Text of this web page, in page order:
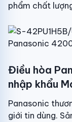
phẩm chất
Điều hòa
nhập khẩu
Panasonic
giới tin dùng.